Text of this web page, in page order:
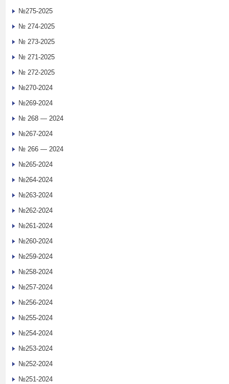
№275-2025
№ 274-2025
№ 273-2025
№ 271-2025
№ 272-2025
№270-2024
№269-2024
№ 268 — 2024
№267-2024
№ 266 — 2024
№265-2024
№264-2024
№263-2024
№262-2024
№261-2024
№260-2024
№259-2024
№258-2024
№257-2024
№256-2024
№255-2024
№254-2024
№253-2024
№252-2024
№251-2024